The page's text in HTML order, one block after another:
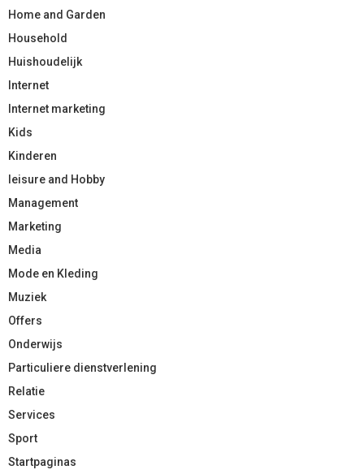
Home and Garden
Household
Huishoudelijk
Internet
Internet marketing
Kids
Kinderen
leisure and Hobby
Management
Marketing
Media
Mode en Kleding
Muziek
Offers
Onderwijs
Particuliere dienstverlening
Relatie
Services
Sport
Startpaginas